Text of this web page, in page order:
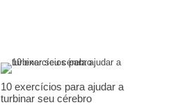
10 exercícios para ajudar a
turbinar seu cérebro